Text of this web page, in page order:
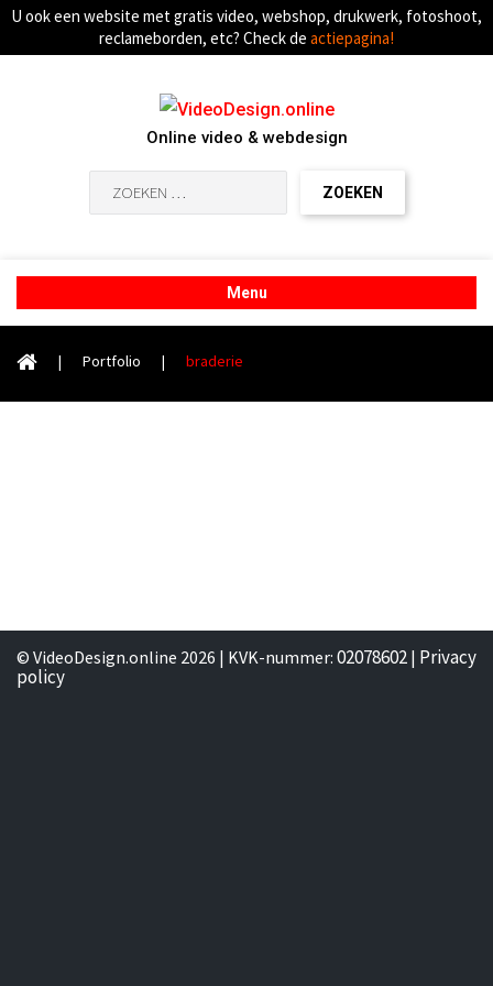
U ook een website met gratis video, webshop, drukwerk, fotoshoot,
reclameborden, etc? Check de actiepagina!
Online video & webdesign
naar:
Menu
| Portfolio | braderie
© VideoDesign.online 2026 | KVK-nummer: 02078602 | Privacy
policy